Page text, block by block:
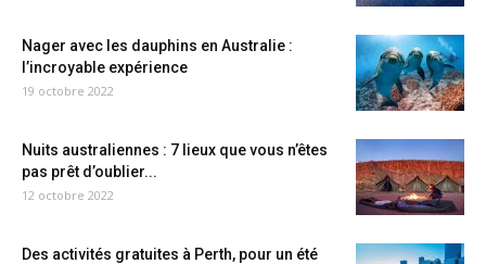
Nager avec les dauphins en Australie :
l’incroyable expérience
19 octobre 2022
Nuits australiennes : 7 lieux que vous n’êtes
pas prêt d’oublier...
12 octobre 2022
Des activités gratuites à Perth, pour un été